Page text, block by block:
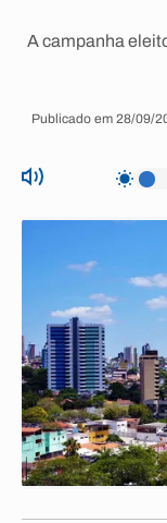
A campanha
Publicado em 28/09/